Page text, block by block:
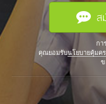
ส
กา
คุณยอมรับนโยบายคุ้มค
ข